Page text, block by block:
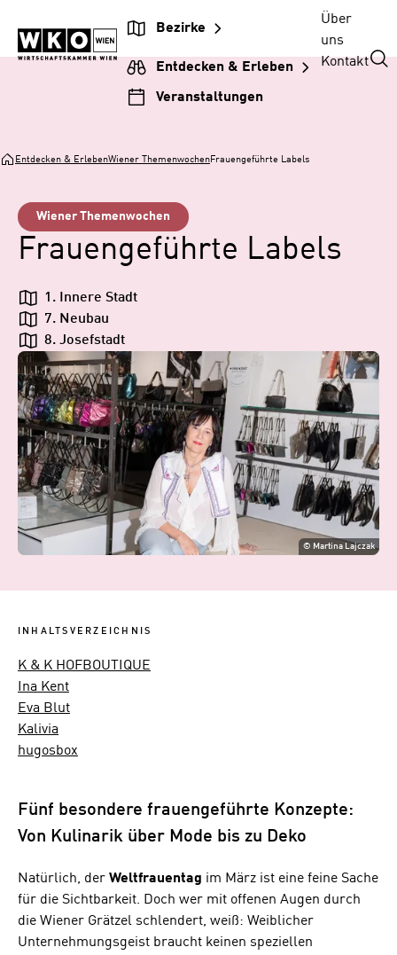
Inhalt
springen
Hauptnavigation
springen
Footer
springen
Bezirke
Entdecken & Erleben
Veranstaltungen
Über
uns
Kontakt
Entdecken & ErlebenWiener ThemenwochenFrauengeführte Labels
Wiener Themenwochen
Frauengeführte Labels
1. Innere Stadt
7. Neubau
8. Josefstadt
© Martina Lajczak
INHALTSVERZEICHNIS
K & K HOFBOUTIQUE
Ina Kent
Eva Blut
Kalivia
hugosbox
Fünf besondere frauengeführte Konzepte:
Von Kulinarik über Mode bis zu Deko
Natürlich, der Weltfrauentag im März ist eine feine Sache
für die Sichtbarkeit. Doch wer mit offenen Augen durch
die Wiener Grätzel schlendert, weiß: Weiblicher
Unternehmungsgeist braucht keinen speziellen